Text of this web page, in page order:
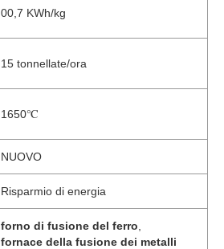
00,7 KWh/kg
15 tonnellate/ora
1650℃
NUOVO
Risparmio di energia
forno di fusione del ferro
fornace della fusione dei metalli